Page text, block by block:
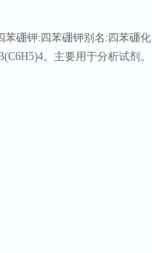
硼钾:四苯硼钾别名:四苯硼化
。主要用于分析试剂。